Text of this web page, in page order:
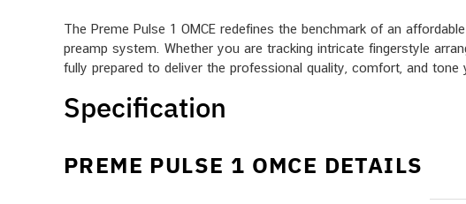
The Preme Pulse 1 OMCE redefines the benchmark of an
preamp system. Whether you are tracking intricate fingerstyle
fully prepared to deliver the professional quality, comfort, and tone
Specification
PREME PULSE 1 OMCE DETAILS